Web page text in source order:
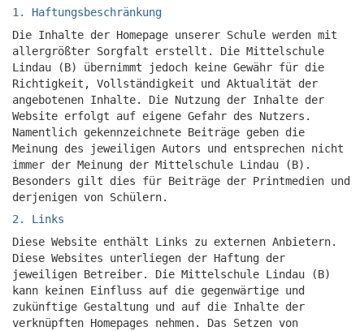
1. Haftungsbeschränkung
Die Inhalte der Homepage unserer Schule werden mit
allergrößter Sorgfalt erstellt. Die Mittelschule
Lindau (B) übernimmt jedoch keine Gewähr für die
Richtigkeit, Vollständigkeit und Aktualität der
angebotenen Inhalte. Die Nutzung der Inhalte der
Website erfolgt auf eigene Gefahr des Nutzers.
Namentlich gekennzeichnete Beiträge geben die
Meinung des jeweiligen Autors und entsprechen nicht
immer der Meinung der Mittelschule Lindau (B).
Besonders gilt dies für Beiträge der Printmedien und
derjenigen von Schülern.
2. Links
Diese Website enthält Links zu externen Anbietern.
Diese Websites unterliegen der Haftung der
jeweiligen Betreiber. Die Mittelschule Lindau (B)
kann keinen Einfluss auf die gegenwärtige und
zukünftige Gestaltung und auf die Inhalte der
verknüpften Homepages nehmen. Das Setzen von